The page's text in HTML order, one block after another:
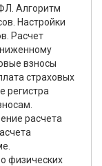
Алгоритм
Настройки
Расчет
взносы
страховых
регистра
расчета
физических